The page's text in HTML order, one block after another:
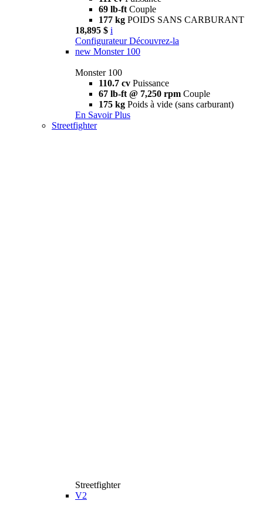
69 lb-ft Couple
177 kg POIDS SANS CARBURANT
18,895 $ i
Configurateur Découvrez-la
new Monster 100
Monster 100
110.7 cv Puissance
67 lb-ft @ 7,250 rpm Couple
175 kg Poids à vide (sans carburant)
En Savoir Plus
Streetfighter
Streetfighter
V2